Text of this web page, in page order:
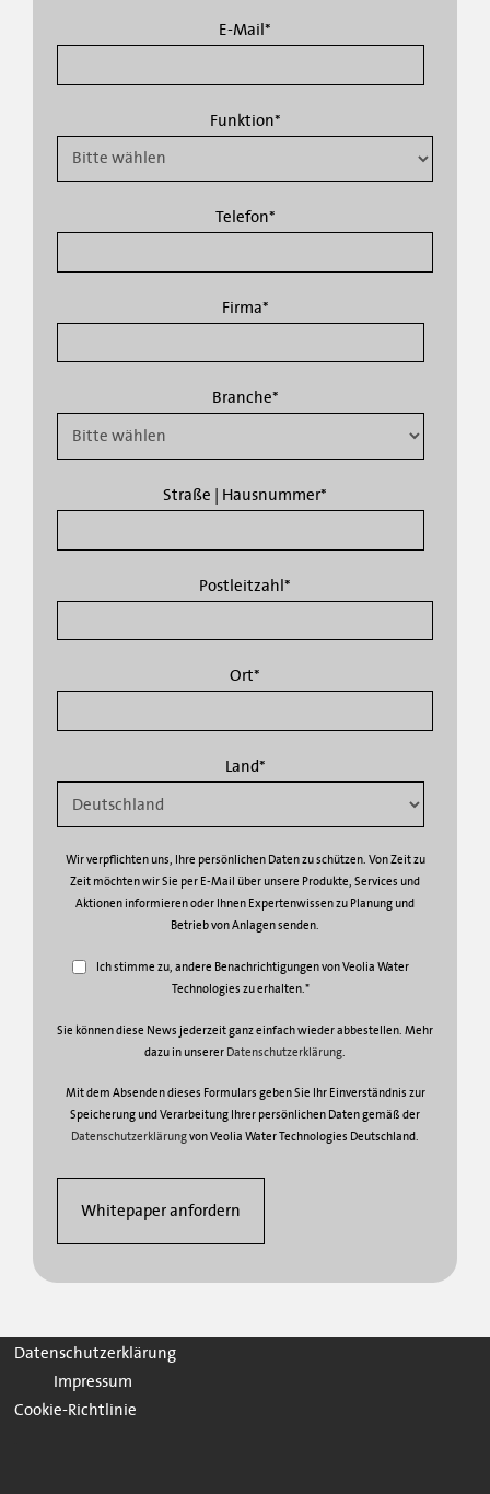
E-Mail*
Funktion*
Telefon*
Firma*
Branche*
Straße | Hausnummer*
Postleitzahl*
Ort*
Land*
Wir verpflichten uns, Ihre persönlichen Daten zu schützen. Von Zeit zu
Zeit möchten wir Sie per E-Mail über unsere Produkte, Services und
Aktionen informieren oder Ihnen Expertenwissen zu Planung und
Betrieb von Anlagen senden.
Ich stimme zu, andere Benachrichtigungen von Veolia Water
Technologies zu erhalten.*
Sie können diese News jederzeit ganz einfach wieder abbestellen. Mehr
dazu in unserer Datenschutzerklärung.
Mit dem Absenden dieses Formulars geben Sie Ihr Einverständnis zur
Datenschutzerklärungvon Veolia Water Technologies Deutschland.
Datenschutzerklärung
Impressum
Cookie-Richtlinie